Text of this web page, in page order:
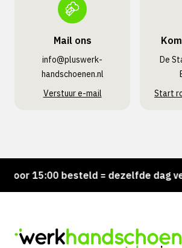
Mail ons
info@pluswerk­
handschoenen.nl
Verstuur e-mail
De
Start
Voor 15:00 besteld = dezelfde dag